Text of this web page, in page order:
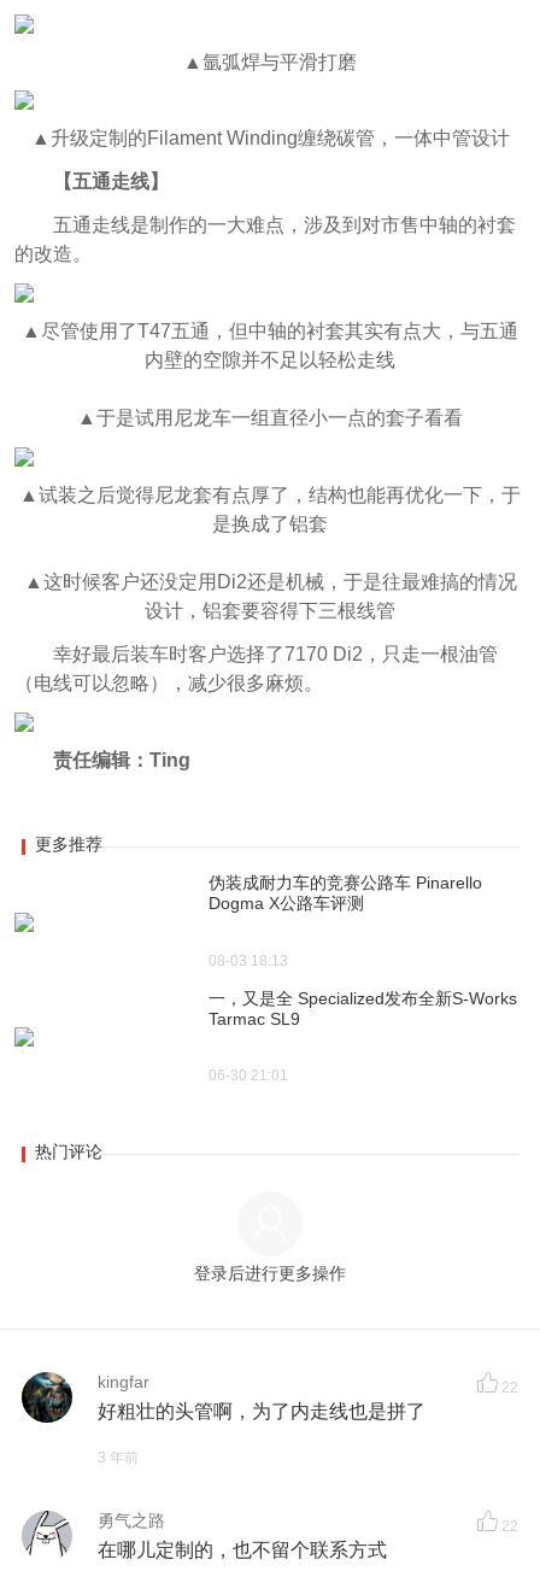
▲氩弧焊与平滑打磨
▲升级定制的Filament Winding缠绕碳管，一体中管设计
【五通走线】
五通走线是制作的一大难点，涉及到对市售中轴的衬套
的改造。
▲尽管使用了T47五通，但中轴的衬套其实有点大，与五通
内壁的空隙并不足以轻松走线
▲于是试用尼龙车一组直径小一点的套子看看
▲试装之后觉得尼龙套有点厚了，结构也能再优化一下，于
是换成了铝套
▲这时候客户还没定用Di2还是机械，于是往最难搞的情况
设计，铝套要容得下三根线管
幸好最后装车时客户选择了7170 Di2，只走一根油管
（电线可以忽略），减少很多麻烦。
责任编辑：Ting
更多推荐
伪装成耐力车的竞赛公路车 Pinarello
Dogma X公路车评测
08-03 18:13
一，又是全 Specialized发布全新S-Works
Tarmac SL9
06-30 21:01
热门评论
登录后进行更多操作
kingfar 22
好粗壮的头管啊，为了内走线也是拼了
3 年前
勇气之路 22
在哪儿定制的，也不留个联系方式